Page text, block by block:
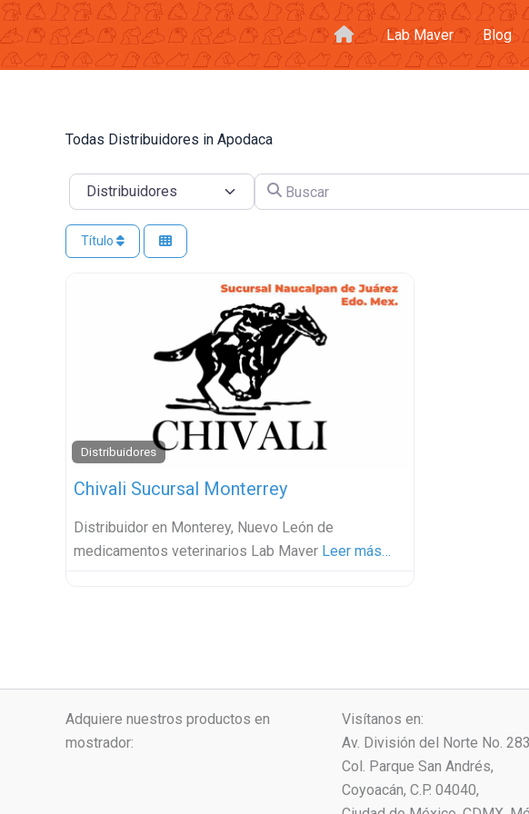
Ir
al
contenido
Lab Maver Blog
Todas Distribuidores in Apodaca
Seleccionar el formulario de búsqueda
Buscar
Título
Distribuidores
Chivali Sucursal Monterrey
Distribuidor en Monterey, Nuevo León de
medicamentos veterinarios Lab Maver Leer más…
Adquiere nuestros productos en
mostrador:
Visítanos en:
Av. División del Norte No.
Col. Parque San Andrés,
Coyoacán, C.P. 04040,